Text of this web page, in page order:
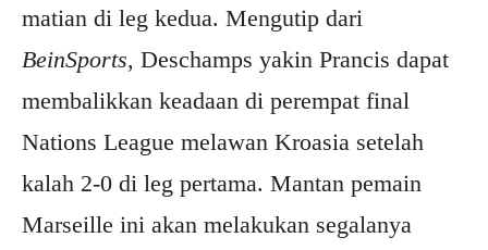
matian di leg kedua. Mengutip dari
BeinSports, Deschamps yakin Prancis dapat
membalikkan keadaan di perempat final
Nations League melawan Kroasia setelah
kalah 2-0 di leg pertama. Mantan pemain
Marseille ini akan melakukan segalanya